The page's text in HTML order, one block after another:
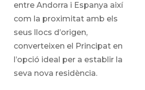
entre Andorra i Espanya així
com la proximitat amb els
seus llocs d’origen,
converteixen el Principat en
l’opció ideal per a establir la
seva nova residència.